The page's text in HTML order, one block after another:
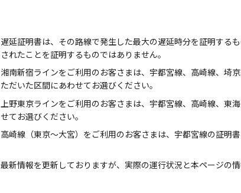
遅延証明書は、その路線で発生した最大の遅延時分を証明する
されたことを証明するものではありません。
湘南新宿ラインをご利用のお客さまは、宇都宮線、高崎線、埼
ただいた区間にあわせてお選びください。
上野東京ラインをご利用のお客さまは、宇都宮線、高崎線、
せてお選びください。
高崎線（東京～大宮）をご利用のお客さまは、宇都宮線の証明書
最新情報を更新しておりますが、実際の運行状況と本ページの